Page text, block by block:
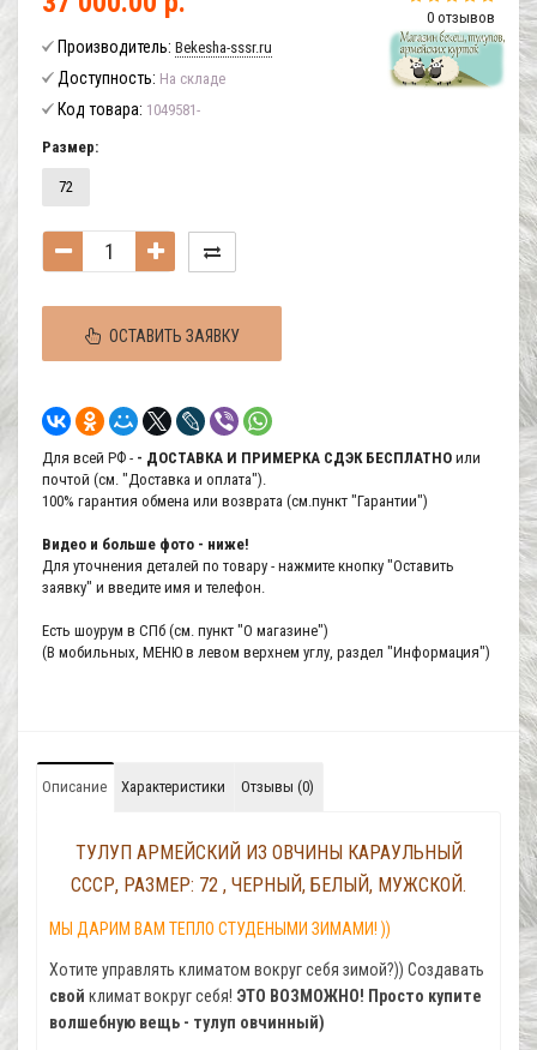
0 отзывов
Производитель: Bekesha-sssr.ru
Доступность: На складе
Код товара: 1049581-
Размер:
72
ОСТАВИТЬ ЗАЯВКУ
Для всей РФ - - ДОСТАВКА И ПРИМЕРКА СДЭК БЕСПЛАТНО или
почтой (см. "Доставка и оплата").
100% гарантия обмена или возврата (см.пункт "Гарантии")
Видео и больше фото - ниже!
Для уточнения деталей по товару - нажмите кнопку "Оставить
заявку" и введите имя и телефон.
Есть шоурум в СПб (см. пункт "О магазине")
(В мобильных, МЕНЮ в левом верхнем углу, раздел "Информация")
Описание Характеристики Отзывы (0)
ТУЛУП АРМЕЙСКИЙ ИЗ ОВЧИНЫ КАРАУЛЬНЫЙ
СССР, РАЗМЕР: 72 , ЧЕРНЫЙ, БЕЛЫЙ, МУЖСКОЙ.
МЫ ДАРИМ ВАМ ТЕПЛО СТУДЕНЫМИ ЗИМАМИ! ))
Хотите управлять климатом вокруг себя зимой?)) Создавать
свой климат вокруг себя! ЭТО ВОЗМОЖНО! Просто купите
волшебную вещь - тулуп овчинный)